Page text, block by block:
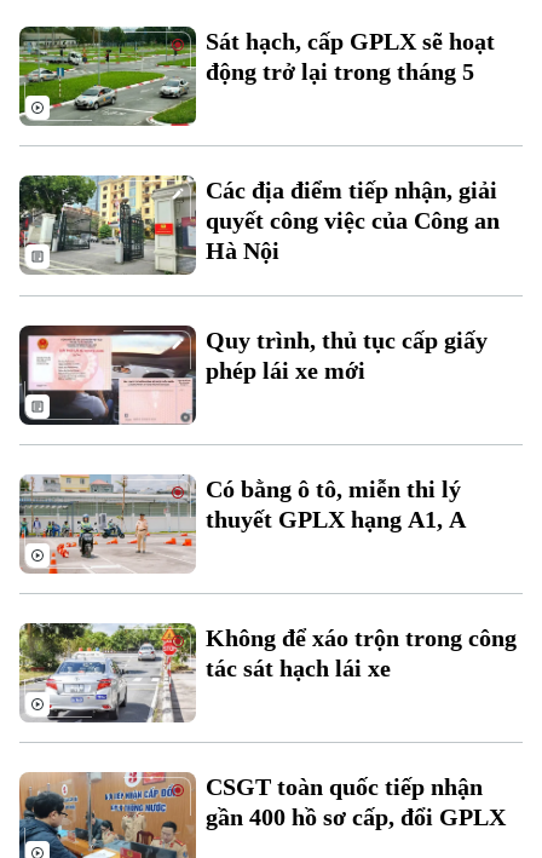
Theo dõi Hà Nội On
Liên hệ đường dây nóng (bấm để gọi)
Sát hạch, cấp GPLX sẽ hoạt
động trở lại trong tháng 5
Các địa điểm tiếp nhận, giải
quyết công việc của Công an
Hà Nội
Quy trình, thủ tục cấp giấy
phép lái xe mới
Có bằng ô tô, miễn thi lý
thuyết GPLX hạng A1, A
Không để xáo trộn trong công
tác sát hạch lái xe
CSGT toàn quốc tiếp nhận
gần 400 hồ sơ cấp, đổi GPLX